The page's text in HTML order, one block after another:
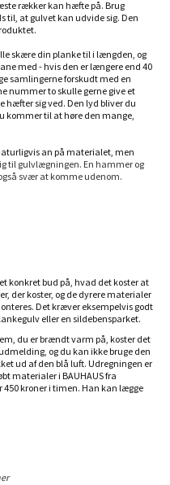
rækker kan hæfte på. Brug
til, at gulvet kan udvide sig. Den
skære din planke til i længden, og
med - hvis den er længere end 40
samlingerne forskudt med en
nummer to skulle gerne give et
sig ved. Den lyd bliver du
kommer til at høre den mange,
an på materialet, men
til gulvlægningen. En hammer og
svær at komme udenom.
konkret bud på, hvad det koster at
der koster, og de dyrere materialer
Det kræver eksempelvis godt
eller en sildebensparket.
du er brændt varm på, koster det
og du kan ikke bruge den
ud af den blå luft. Udregningen er
materialer i BAUHAUS fra
kroner i timen. Han kan lægge